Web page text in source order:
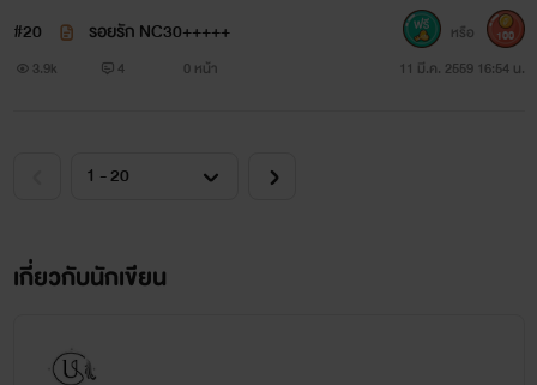
#20 รอยรัก NC30+++++
3.9k 4 0 หน้า 11 มี.ค. 2559 16:54 น.
หรือ 100
เกี่ยวกับนักเขียน